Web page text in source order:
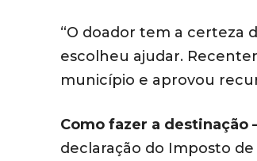
“O doador tem a certeza
escolheu ajudar.
município e aprovou
Como fazer a destinação
declaração do Imposto